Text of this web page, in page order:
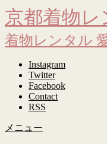
京都着物レ
着物レンタル
Instagram
Twitter
Facebook
Contact
RSS
メニュー